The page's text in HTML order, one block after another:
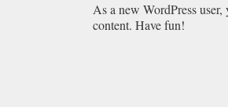
As a new WordPress
content. Have fun!